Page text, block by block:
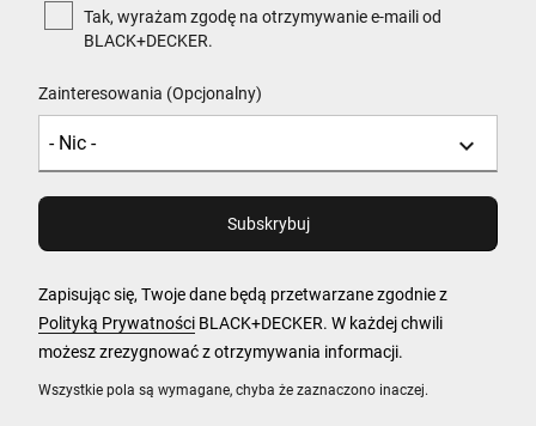
Wszystkie pola są wymagane, chyba że zaznaczono inaczej.
Tak, wyrażam zgodę na otrzymywanie e-maili od
BLACK+DECKER.
Zainteresowania (Opcjonalny)
Zapisując się, Twoje dane będą przetwarzane zgodnie z
Polityką Prywatności BLACK+DECKER. W każdej chwili
możesz zrezygnować z otrzymywania informacji.